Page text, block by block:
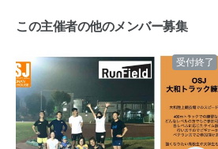
この主催者の他のメンバー募集
受付終了